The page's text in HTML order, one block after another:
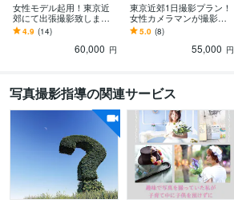
女性モデル起用！東京近
郊にて出張撮影致します
WEBサイト、店舗、SN
S、集客、広告等の出張撮
4.9 (14)
60,000 円
東京近郊1日撮影プラン！
女性カメラマンが撮影し
ます イベント・セミナ
ー・ワークショップ・パ
ーティなどの写真撮影に
5.0 (8)
55,000 円
写真撮影指導の関連サービス